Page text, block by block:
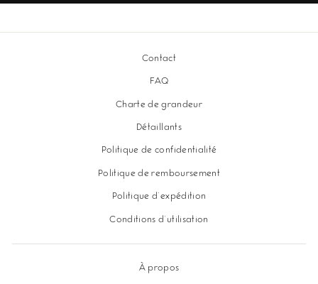
Contact
FAQ
Charte de grandeur
Détaillants
Politique de confidentialité
Politique de remboursement
Politique d'expédition
Conditions d'utilisation
À propos